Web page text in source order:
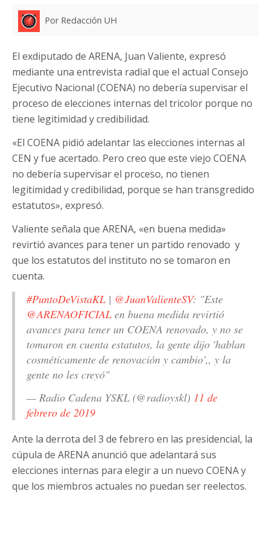
Por Redacción UH
El exdiputado de ARENA, Juan Valiente, expresó
mediante una entrevista radial que el actual Consejo
Ejecutivo Nacional (COENA) no debería supervisar el
proceso de elecciones internas del tricolor porque no
tiene legitimidad y credibilidad.
«El COENA pidió adelantar las elecciones internas al
CEN y fue acertado. Pero creo que este viejo COENA
no debería supervisar el proceso, no tienen
legitimidad y credibilidad, porque se han transgredido
estatutos», expresó.
Valiente señala que ARENA, «en buena medida»
revirtió avances para tener un partido renovado y
que los estatutos del instituto no se tomaron en
cuenta.
#PuntoDeVistaKL | @JuanValienteSV: "Este
@ARENAOFICIAL en buena medida revirtió
avances para tener un COENA renovado, y no se
tomaron en cuenta estatutos, la gente dijo 'hablan
cosméticamente de renovación y cambio',, y la
gente no les creyó"
— Radio Cadena YSKL (@radioyskl) 11 de
febrero de 2019
Ante la derrota del 3 de febrero en las presidencial, la
cúpula de ARENA anunció que adelantará sus
elecciones internas para elegir a un nuevo COENA y
que los miembros actuales no puedan ser reelectos.